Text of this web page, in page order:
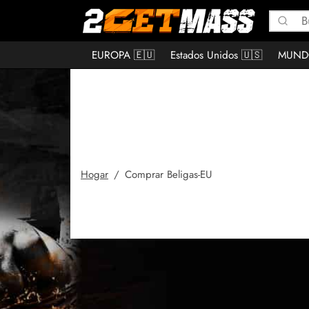
EUROPA 🇪🇺 Estados Unidos 🇺🇸
Hogar / Comprar Beligas-EU